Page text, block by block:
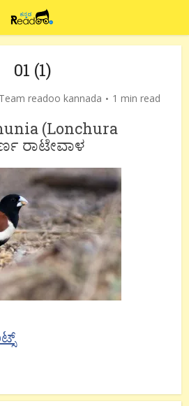
01 (1)
Team readoo kannada 1 min read
(Lonchura
ರಾಟೇವಾಳ